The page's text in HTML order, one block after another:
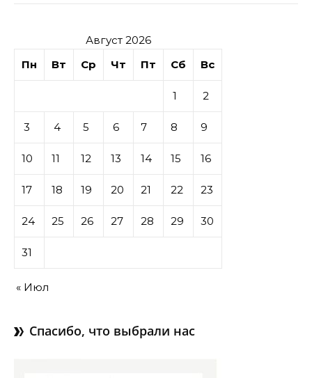
Август 2026
Пн
Вт Ср Чт Пт Сб Вс
1 2
3 4 5 6 7 8 9
10 11 12 13 14 15 16
17 18 19 20 21 22 23
24 25 26 27 28 29 30
31
« Июл
Спасибо, что выбрали нас